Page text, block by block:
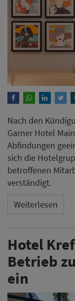
Nach den
Garner Hotel
Abfindungen
sich die
betroffenen
verständigt.
Weiterlesen
Hotel
Betrieb
ein